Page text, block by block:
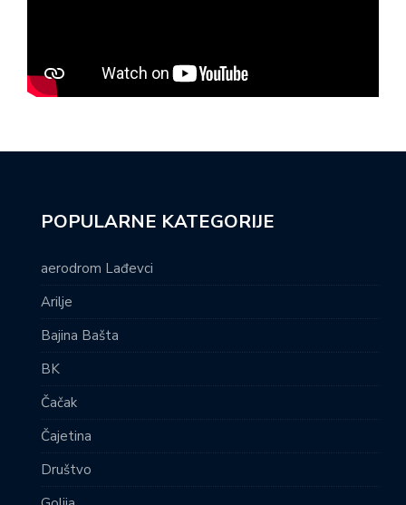
POPULARNE KATEGORIJE
aerodrom Lađevci
Arilje
Bajina Bašta
BK
Čačak
Čajetina
Društvo